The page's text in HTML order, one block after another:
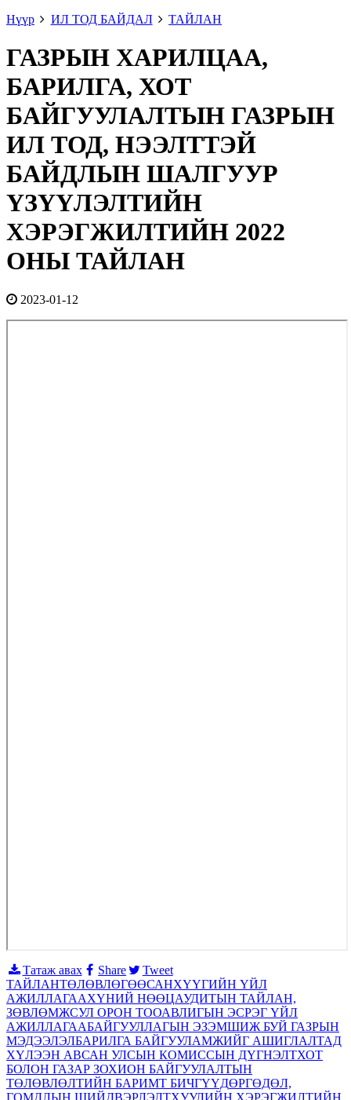
Нүүр
ИЛ ТОД БАЙДАЛ ТАЙЛАН
ГАЗРЫН ХАРИЛЦАА,
БАРИЛГА, ХОТ
БАЙГУУЛАЛТЫН ГАЗРЫН
ИЛ ТОД, НЭЭЛТТЭЙ
БАЙДЛЫН ШАЛГУУР
ҮЗҮҮЛЭЛТИЙН
ХЭРЭГЖИЛТИЙН 2022
ОНЫ ТАЙЛАН
2023-01-12
Татаж авах Share
Tweet
ТАЙЛАНТӨЛӨВЛӨГӨӨСАНХҮҮГИЙН ҮЙЛ
АЖИЛЛАГААХҮНИЙ НӨӨЦАУДИТЫН ТАЙЛАН,
ЗӨВЛӨМЖСУЛ ОРОН ТООАВЛИГЫН ЭСРЭГ ҮЙЛ
АЖИЛЛАГААБАЙГУУЛЛАГЫН ЭЗЭМШИЖ БУЙ ГАЗРЫН
МЭДЭЭЛЭЛБАРИЛГА БАЙГУУЛАМЖИЙГ АШИГЛАЛТАД
ХҮЛЭЭН АВСАН УЛСЫН КОМИССЫН ДҮГНЭЛТХОТ
БОЛОН ГАЗАР ЗОХИОН БАЙГУУЛАЛТЫН
ТӨЛӨВЛӨЛТИЙН БАРИМТ БИЧГҮҮДӨРГӨДӨЛ,
ГОМДЛЫН ШИЙДВЭРЛЭЛТХУУЛИЙН ХЭРЭГЖИЛТИЙН